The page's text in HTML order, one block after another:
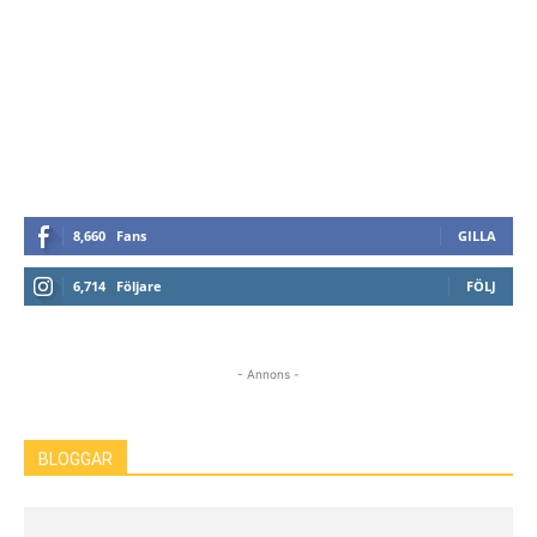
8,660 Fans GILLA
6,714 Följare FÖLJ
- Annons -
BLOGGAR